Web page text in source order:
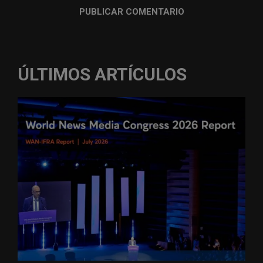
ÚLTIMOS ARTÍCULOS